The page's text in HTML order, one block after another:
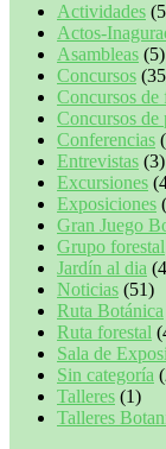
Actividades
Actos-
Asambleas (5)
Concursos
Concursos de
Concursos de
Conferencias
Entrevistas (3)
Excursiones
Exposiciones
Gran Juego
Grupo forestal
Jardín al dia
Noticias (51)
Ruta Botánica
Ruta forestal
Sala de
Sin categoría
Talleres (1)
Talleres